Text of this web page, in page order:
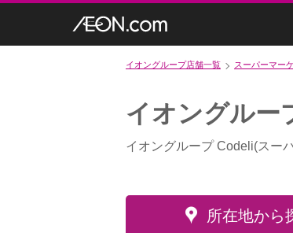
イオングループ店舗一覧 スーパーマー
イオングルー
イオングループ Codeli(スー
所在地から